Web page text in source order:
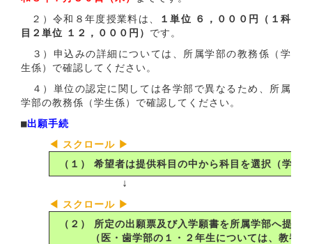
２）令和８年度授業料は、
１単位 ６，０００円（１科
目２単位 １２，０００円） です。
３）申込みの詳細については、所属学部の教務係（学
生係）で確認してください。
４）単位の認定に関しては各学部で異なるため、所属
学部の教務係（学生係）で確認してください。
■出願手続
（１） 希望者は提供科目の中から科目を選択（学部
↓
（２） 所定の出願票及び入学願書を所属学部へ提出
（医・歯学部の１・２年生については、教養